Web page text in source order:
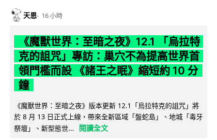
天恩 16 小時
《魔獸世界：至暗之夜》12.1 「烏拉特
克的詛咒」專訪：巢穴不為提高世界首
領門檻而設 《諸王之眠》縮短約 10 分
鐘
《魔獸世界：至暗之夜》版本更新 12.1「烏拉特克的詛咒」將
於 8 月 13 日正式上線，帶來全新區域「盤蛇島」、地城「毒牙
祭壇」、新型態世...
閱讀全文